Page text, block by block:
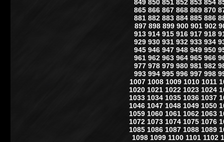
849 850 851 852 853 854
865 866 867 868 869 870
881 882 883 884 885 886
897 898 899 900 901 902
913 914 915 916 917 918
929 930 931 932 933 934
945 946 947 948 949 950
961 962 963 964 965 966
977 978 979 980 981 982
993 994 995 996 997 998
1007 1008 1009 1010 1011
1020 1021 1022 1023 1024
1033 1034 1035 1036 1037
1046 1047 1048 1049 1050
1059 1060 1061 1062 1063
1072 1073 1074 1075 1076
1085 1086 1087 1088 1089
1098 1099 1100 1101 1102